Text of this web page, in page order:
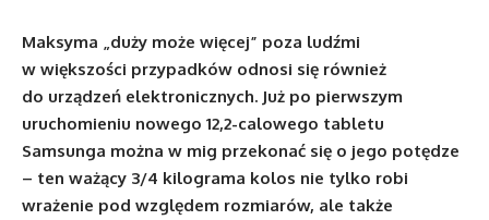
Maksyma „duży może więcej” poza ludźmi
w większości przypadków odnosi się również
do urządzeń elektronicznych. Już po pierwszym
uruchomieniu nowego 12,2-calowego tabletu
Samsunga można w mig przekonać się o jego potędze
– ten ważący 3/4 kilograma kolos nie tylko robi
wrażenie pod względem rozmiarów, ale także